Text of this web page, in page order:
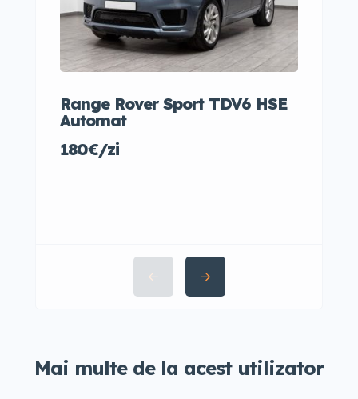
Range Rover Sport TDV6 HSE
Automat
180€/zi
Mai multe de la acest utilizator